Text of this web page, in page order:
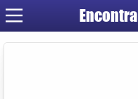
Encontra